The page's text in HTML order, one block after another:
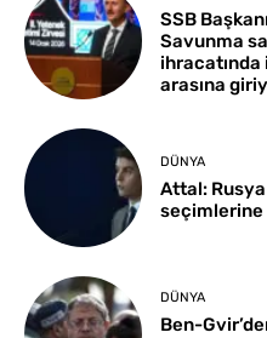
SSB
Savunma
ihracatında
arasına
DÜNYA
Attal:
seçimlerine
DÜNYA
Ben-